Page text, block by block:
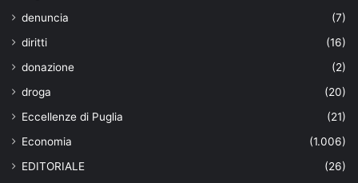
denuncia
(7)
diritti
(16)
donazione
(2)
droga
(20)
Eccellenze di Puglia
(21)
Economia
(1.006)
EDITORIALE
(26)